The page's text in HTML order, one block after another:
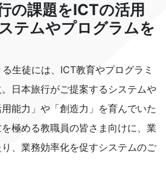
の課題をICTの活用
テムやプログラムを
生徒には、ICT教育やプログラミ
日本旅行がご提案するシステムや
能力」や「創造力」を育んでいた
極める教職員の皆さま向けに、業
、業務効率化を促すシステムのご